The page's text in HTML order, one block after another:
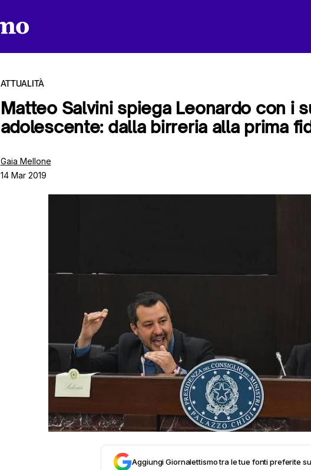
ATTUALITÀ
Matteo Salvini spiega Leonardo con i
adolescente: dalla birreria alla prima
Gaia Mellone
14 Mar 2019
Aggiungi Giornalettismo tra le tue fonti preferite